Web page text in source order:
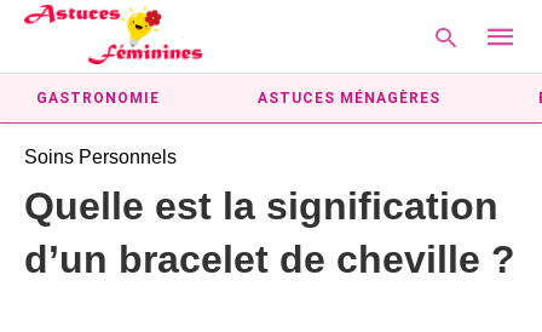
your
query
and
GASTRONOMIE ASTUCES MÉNAGÈRES
Soins Personnels
Quelle est la signification
d’un bracelet de cheville ?